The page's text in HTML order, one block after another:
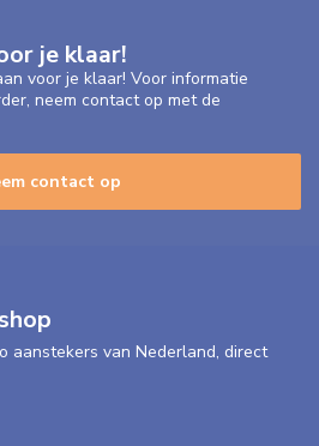
je klaar!
voor je klaar! Voor informatie
neem contact op met de
contact op
aanstekers van Nederland, direct